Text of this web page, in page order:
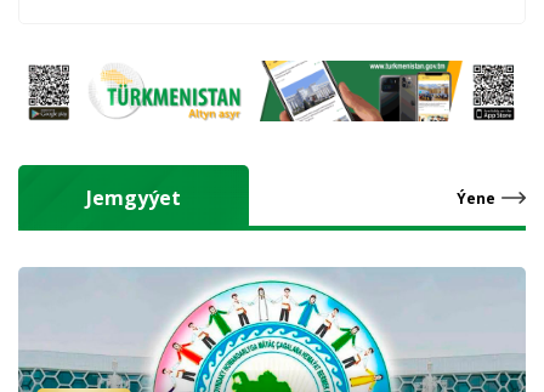
Jemgyýet Ýene